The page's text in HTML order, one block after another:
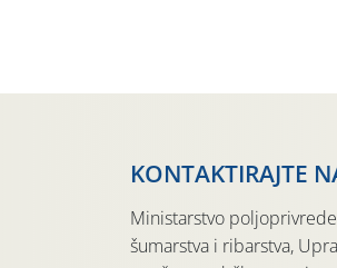
KONTAKTIRAJTE
Ministarstvo
šumarstva i ribarstva,